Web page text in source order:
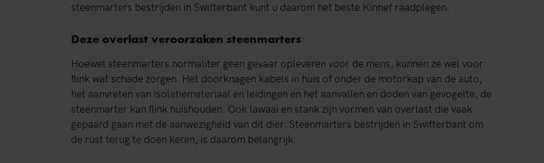
steenmarters bestrijden in Swifterbant kunt u daarom het beste Kinnef raadplegen.
Deze overlast veroorzaken steenmarters
Hoewel steenmarters normaliter geen gevaar opleveren voor de mens, kunnen ze wel voor
flink wat schade zorgen. Het doorknagen kabels in huis of onder de motorkap van de auto,
het aanvreten van isolatiemateriaal en leidingen en het aanvallen en doden van gevogelte, de
steenmarter kan flink huishouden. Ook lawaai en stank zijn vormen van overlast die vaak
gepaard gaan met de aanwezigheid van dit dier. Steenmarters bestrijden in Swifterbant om
de rust terug te doen keren, is daarom belangrijk.